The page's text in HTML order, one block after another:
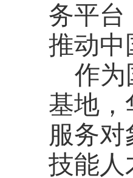
务平台
推动中
作为
基地，
服务
技能人